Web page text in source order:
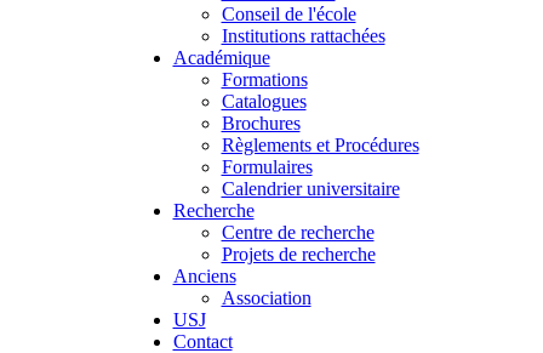
Conseil de l'école
Institutions rattachées
Académique
Formations
Catalogues
Brochures
Règlements et Procédures
Formulaires
Calendrier universitaire
Recherche
Centre de recherche
Projets de recherche
Anciens
Association
USJ
Contact